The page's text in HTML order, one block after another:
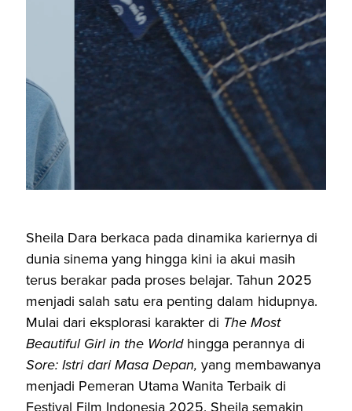
Sheila Dara berkaca pada dinamika kariernya di
dunia sinema yang hingga kini ia akui masih
terus berakar pada proses belajar. Tahun 2025
menjadi salah satu era penting dalam hidupnya.
Mulai dari eksplorasi karakter di The Most
Beautiful Girl in the Worldhingga perannya di
Sore: Istri dari Masa Depan, yang membawanya
menjadi Pemeran Utama Wanita Terbaik di
Festival Film Indonesia 2025. Sheila semakin